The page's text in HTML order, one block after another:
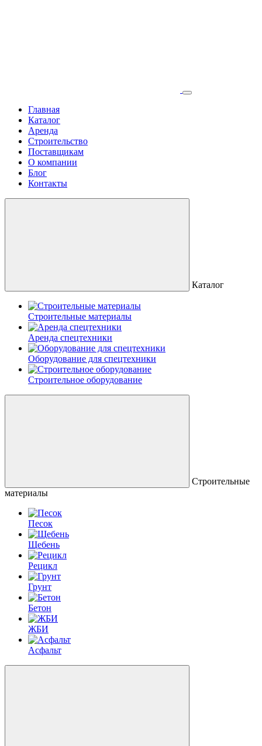
Главная
Каталог
Аренда
Строительство
Поставщикам
О компании
Блог
Контакты
Каталог
Строительные материалы
Аренда спецтехники
Оборудование для спецтехники
Строительное оборудование
Строительные
материалы
Песок
Щебень
Рецикл
Грунт
Бетон
ЖБИ
Асфальт